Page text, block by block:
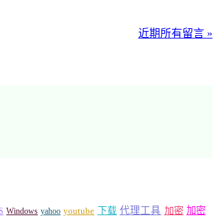
近期所有留言 »
Windows yahoo youtube 下载 代理工具 加密 加密